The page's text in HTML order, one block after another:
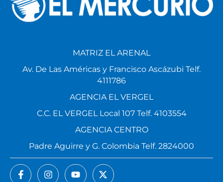
MATRIZ EL ARENAL
Av. De Las Américas y Francisco Ascázubi Telf.
4111786
AGENCIA EL VERGEL
C.C. EL VERGEL Local 107 Telf. 4103554
AGENCIA CENTRO
Padre Aguirre y G. Colombia Telf. 2824000